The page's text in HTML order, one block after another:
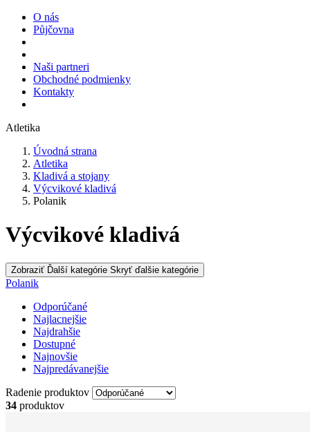
O nás
Půjčovna
Naši partneri
Obchodné podmienky
Kontakty
Atletika
Úvodná strana
Atletika
Kladivá a stojany
Výcvikové kladivá
Polanik
Výcvikové kladivá
Zobraziť Ďalší kategórie Skryť ďalšie kategórie
Polanik
Odporúčané
Najlacnejšie
Najdrahšie
Dostupné
Najnovšie
Najpredávanejšie
Radenie produktov
34 produktov